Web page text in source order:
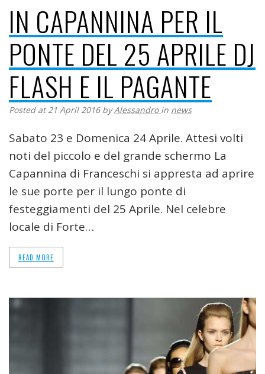
IN CAPANNINA PER IL
PONTE DEL 25 APRILE DJ
FLASH E IL PAGANTE
Posted at 21 April 2016 byAlessandro in news
Sabato 23 e Domenica 24 Aprile. Attesi volti
noti del piccolo e del grande schermo La
Capannina di Franceschi si appresta ad aprire
le sue porte per il lungo ponte di
festeggiamenti del 25 Aprile. Nel celebre
locale di Forte…
READ MORE